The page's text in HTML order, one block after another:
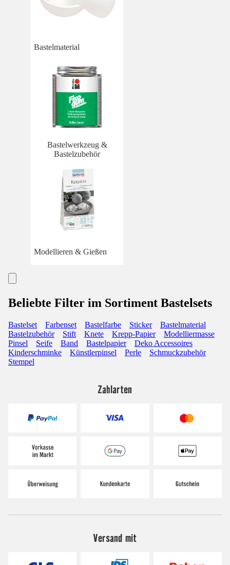
Bastelmaterial
Bastelwerkzeug &
Bastelzubehör
Modellieren & Gießen
Beliebte Filter im Sortiment Bastelsets
Bastelset Farbenset Bastelfarbe Sticker
Bastelmaterial
Bastelzubehör
Stift Knete Krepp-Papier
Modelliermasse
Pinsel
Seife Band Bastelpapier
Deko Accessoires
Kinderschminke
Künstlerpinsel Perle
Schmuckzubehör
Stempel
Zahlarten
Versand mit